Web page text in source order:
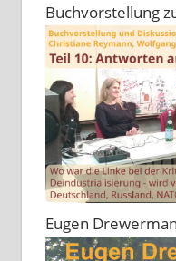
Buchvorstellung
Eugen